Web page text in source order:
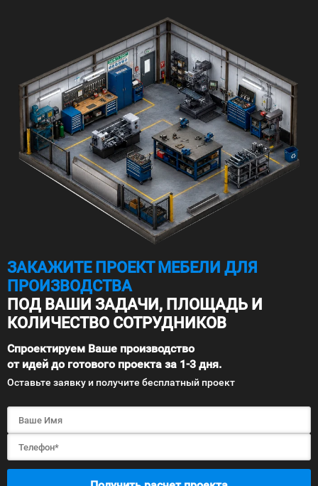
ЗАКАЖИТЕ ПРОЕКТ МЕБЕЛИ ДЛЯ
ПРОИЗВОДСТВА
ПОД ВАШИ ЗАДАЧИ, ПЛОЩАДЬ И
КОЛИЧЕСТВО СОТРУДНИКОВ
Спроектируем Ваше производство
от идей до готового проекта за 1-3 дня.
Оставьте заявку и получите бесплатный проект